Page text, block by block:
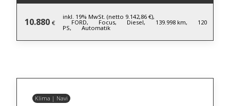
10.880 €
inkl. 19% MwSt. (netto 9.142,86 €),
FORD, Focus, Diesel, 139.998 km, 120
PS, Automatik
Klima | Navi